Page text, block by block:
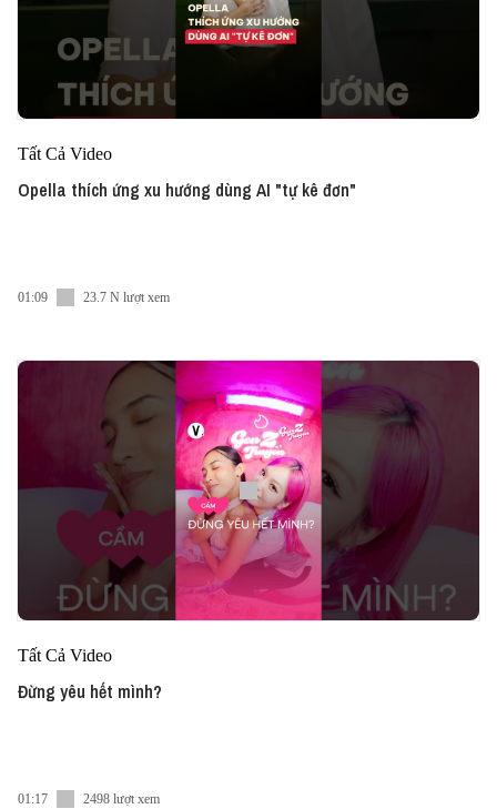
Tất Cả Video
Opella thích ứng xu hướng dùng AI "tự kê đơn"
01:09 23.7 N lượt xem
Tất Cả Video
Đừng yêu hết mình?
01:17 2498 lượt xem